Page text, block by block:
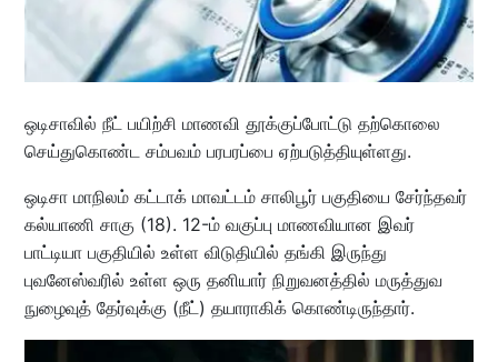
ஒடிசாவில் நீட் பயிற்சி மாணவி தூக்குப்போட்டு தற்கொலை
செய்துகொண்ட சம்பவம் பரபரப்பை ஏற்படுத்தியுள்ளது.
ஒடிசா மாநிலம் கட்டாக் மாவட்டம் சாலிபூர் பகுதியை சேர்ந்தவர்
கல்யாணி சாகு (18). 12-ம் வகுப்பு மாணவியான இவர்
பாட்டியா பகுதியில் உள்ள விடுதியில் தங்கி இருந்து
புவனேஸ்வரில் உள்ள ஒரு தனியார் நிறுவனத்தில் மருத்துவ
நுழைவுத் தேர்வுக்கு (நீட்) தயாராகிக் கொண்டிருந்தார்.